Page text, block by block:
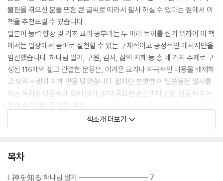
불편을 겪으신 분들 또한 큰 글씨로 따라서 필사 하실 수 있다는 점에서 이
책을 추천드릴 수 있습니다.
일본어 능력 향상 및 기초 교리 공부라는 두 마리 토끼를 잡기 위하여 이 책
에서는 일상에서 곧바로 실천할 수 있는 구체적이고 긍정적인 메시지만을
엄선했습니다. 하나님 알기, 구원, 감사, 삶의 지혜 등 총 네 가지 주제로 구
성된 116개의 짧고 간결한 문장은, 어려운 교리나 자극적인 내용을 배제하
고 오직 사랑과 지혜 만을 담았습니다. 짧지만 분명한 이 말씀들은 필사를
하는 독자들 마음속에 오래 남아, 삶의 중요한 순간마다 선한 길을 비추는
빛과 힘이 되어줄 것입니다.
이 책을 펼치는 모든 이가 말씀을 쓰는 기쁨을 누리고, 그 지혜 안에서 예수
님을 닮아가며, 이 필사의 여정이 든든한 믿음의 기초가 되기를 기도합니
책소개 더보기
목차
I. 神を知る 하나님 알기 ----------------------- 7